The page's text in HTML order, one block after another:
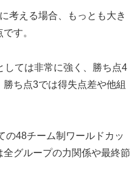
考える場合、もっとも大き
す。
しては非常に強く、勝ち点4
ち点3では得失点差や他組
の48チーム制ワールドカッ
グループの力関係や最終節